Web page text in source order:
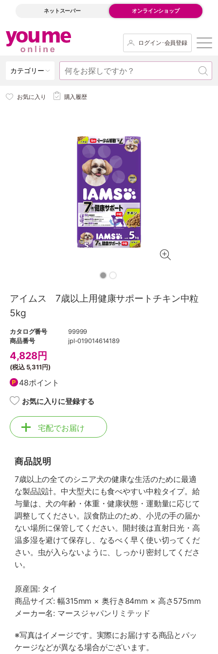
ネットスーパー オンラインショップ
ログイン･会員登録
カテゴリー
お気に入り 購入履歴
アイムス 7歳以上用健康サポートチキン中粒
5kg
カタログ番号
99999
商品番号
jpl-019014614189
4,828円
(税込 5,311円)
48ポイント
お気に入りに登録する
宅配でお届け
商品説明
7歳以上の全てのシニア犬の健康な生活のために最適
な製品設計。中大型犬にも食べやすい中粒タイプ。給
与量は、犬の年齢・体重・健康状態・運動量に応じて
調整してください。誤食防止のため、小児の手の届か
ない場所に保管してください。開封後は直射日光・高
温多湿を避けて保存し、なるべく早く使い切ってくだ
さい。虫が入らないように、しっかり密封してくださ
い。
原産国: タイ
商品サイズ: 幅315mm × 奥行き84mm × 高さ575mm
メーカー名: マースジャパンリミテッド
※写真はイメージです。実際にお届けする商品とパッ
ケージなどが異なる場合がございます。